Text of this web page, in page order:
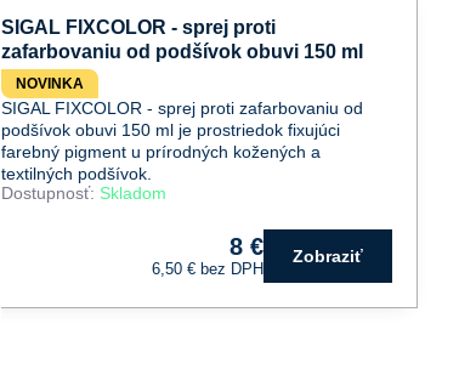
SIGAL FIXCOLOR - sprej proti
zafarbovaniu od podšívok obuvi 150 ml
NOVINKA
SIGAL FIXCOLOR - sprej proti zafarbovaniu od
podšívok obuvi 150 ml je prostriedok fixujúci
farebný pigment u prírodných kožených a
textilných podšívok.
Dostupnosť: Skladom
8 €
6,50 € bez DPH
Zobraziť